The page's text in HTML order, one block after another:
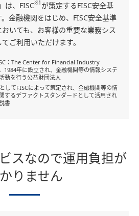
は、FISC※1 が策定するFISC安全基
金融機関をはじめ、FISC安全基準
いても、お客様の重要な業務シス
ご利用いただけます。
：The Center for Financial Industry
年に設立され、金融機関等の情報システ
動を行う公益財団法人
してFISCによって策定され、金融機関等の情
するデファクトスタンダードとして活用され
書
スなので運用負担が
りません